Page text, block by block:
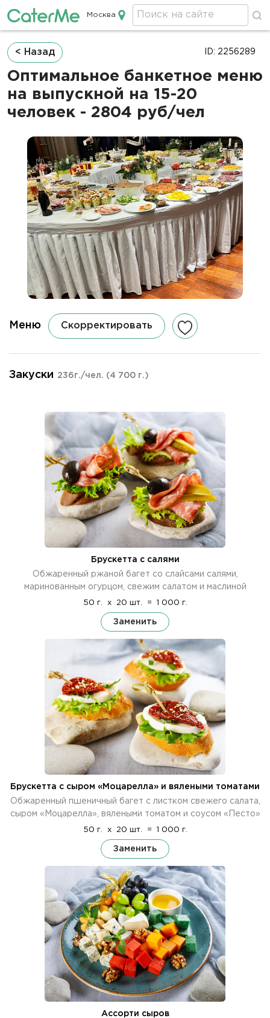
Кейтеринг в Москве
Москва
Строка
навигации
< Назад
Оптимальное банкетное меню
на выпускной на 15-20
человек - 2804 руб/чел
ID: 2256289
Меню Скорректировать
Закуски 236г./чел. (4 700 г.)
Брускетта с салями
Обжаренный ржаной багет со слайсами салями,
маринованным огурцом, свежим салатом и маслиной
50 г. x 20 шт. = 1 000 г.
Заменить
Брускетта с сыром «Моцарелла» и вялеными томатами
Обжаренный пшеничный багет с листком свежего салата,
сыром «Моцарелла», вялеными томатом и соусом «Песто»
50 г. x 20 шт. = 1 000 г.
Заменить
Ассорти сыров